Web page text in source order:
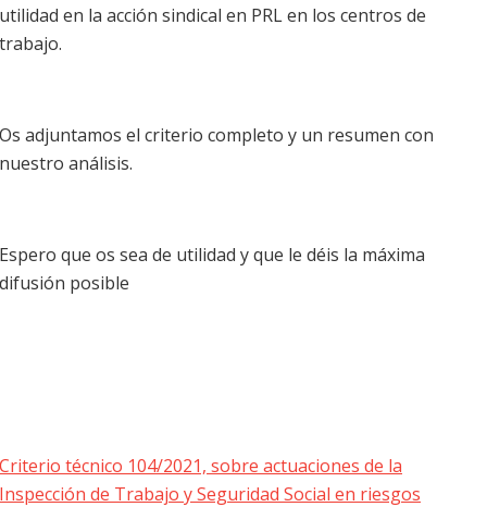
utilidad en la acción sindical en PRL en los centros de
trabajo.
Os adjuntamos el criterio completo y un resumen con
nuestro análisis.
Espero que os sea de utilidad y que le déis la máxima
difusión posible
Criterio técnico 104/2021, sobre actuaciones de la
Inspección de Trabajo y Seguridad Social en riesgos